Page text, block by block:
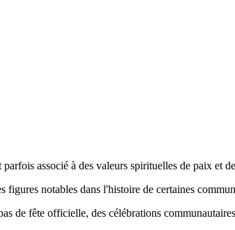
associé à des valeurs spirituelles de paix et
notables dans l'histoire de certaines
de fête officielle, des célébrations